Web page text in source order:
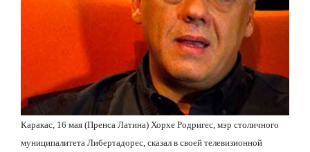
Каракас, 16 мая (Пренса Латина) Хорхе Родригес, мэр столичного
муниципалитета Либертадорес, сказал в своей телевизионной